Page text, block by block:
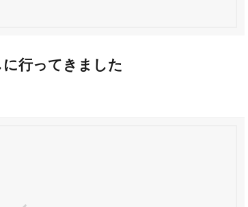
行ってきました